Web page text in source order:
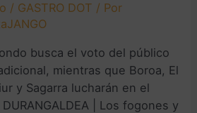
/ GASTRO DOT / Por
busca el voto del público
mientras que Boroa, El
y Sagarra lucharán en el
| Los fogones y